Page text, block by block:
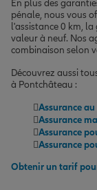
En plus des
pénale, nous vous
l'assistance 0 km,
valeur à neuf. Nos
combinaison selon
Découvrez aussi
à Pontchâteau :
Assurance
Assurance
Assurance
Assurance
Obtenir un tarif